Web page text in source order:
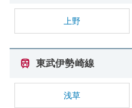
上野
東武伊勢崎線
浅草